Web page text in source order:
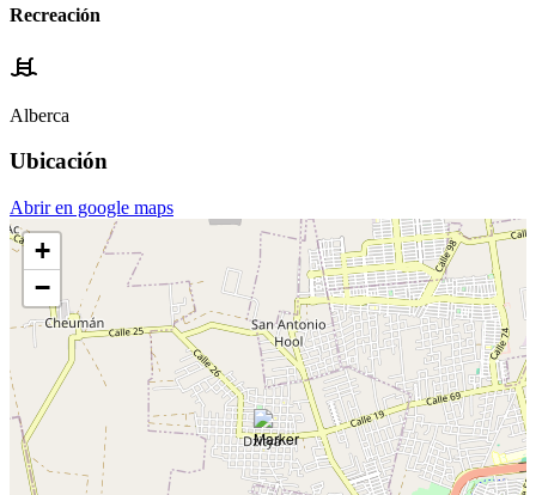
Recreación
Alberca
Ubicación
Abrir en google maps
+
−